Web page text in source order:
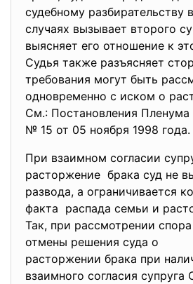
судебному разбирательству
случаях вызывает второго
выясняет его отношение к
Судья также разъясняет
требования могут быть
одновременно с иском о
См.: Постановления Пленума
№ 15 от 05 ноября 1998 года.
При взаимном согласии
расторжение брака суд не
развода, а ограничивается
факта распада семьи и
Так, при рассмотрении
отмены решения суда о
расторжении брака при
взаимного согласия супруга